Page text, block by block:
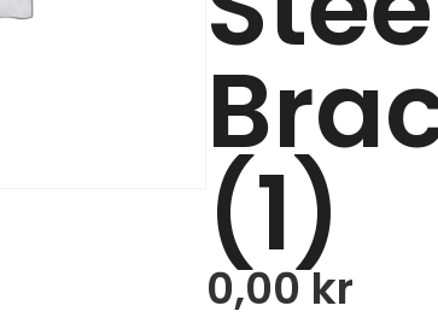
(1)
0,00kr